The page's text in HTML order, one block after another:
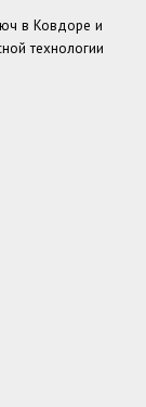
в Ковдоре и
технологии